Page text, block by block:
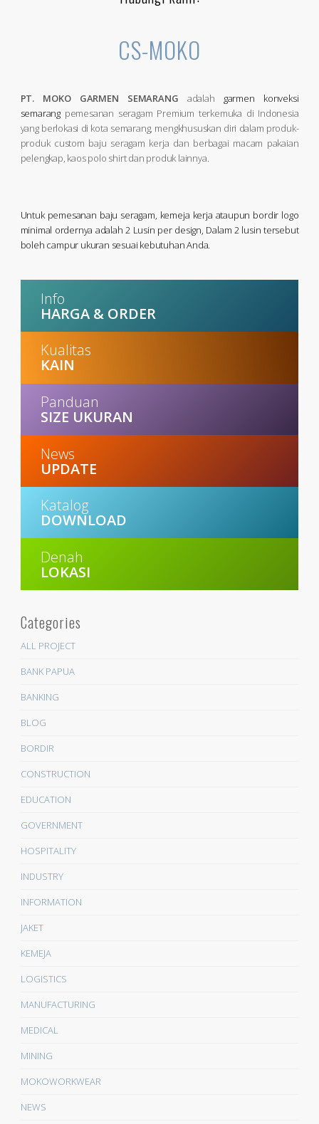
CS-MOKO
PT. MOKO GARMEN SEMARANG adalah garmen konveksi
semarangpemesanan seragam Premium terkemuka di Indonesia
yang berlokasi di kota semarang, mengkhususkan diri dalam produk-
produk custom baju seragam kerja dan berbagai macam pakaian
pelengkap, kaos polo shirt dan produk lainnya.
Untuk pemesanan baju seragam, kemeja kerja ataupun bordir logo
minimal ordernya adalah 2 Lusin per design, Dalam 2 lusin tersebut
boleh campur ukuran sesuai kebutuhan Anda.
Info
HARGA & ORDER
Kualitas
KAIN
Panduan
SIZE UKURAN
News
UPDATE
Katalog
DOWNLOAD
Denah
LOKASI
Categories
ALL PROJECT
BANK PAPUA
BANKING
BLOG
BORDIR
CONSTRUCTION
EDUCATION
GOVERNMENT
HOSPITALITY
INDUSTRY
INFORMATION
JAKET
KEMEJA
LOGISTICS
MANUFACTURING
MEDICAL
MINING
MOKOWORKWEAR
NEWS